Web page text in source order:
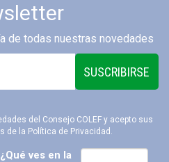
de todas nuestras novedades
SUSCRIBIRSE
del Consejo COLEF y acepto sus
de la Política de Privacidad .
¿Qué ves en la